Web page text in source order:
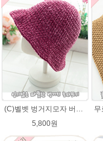
(C)벨벳 벙거지모자 버킷햇 코바늘뜨기벨벳모자뜨개질 패키지
5,800원